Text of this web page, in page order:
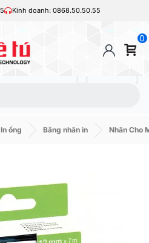
Kinh doanh: 0868.50.50.55
0
ống Băng nhãn in Nhãn Cho